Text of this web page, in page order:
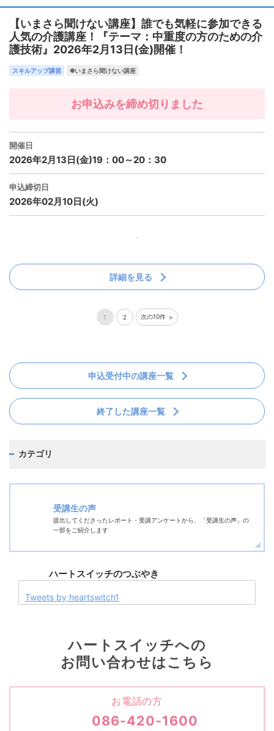
【いまさら聞けない講座】誰でも気軽に参加できる
人気の介護講座！『テーマ：中重度の方のための介
護技術』2026年2月13日(金)開催！
スキルアップ講習 ✽いまさら聞けない講座
お申込みを締め切りました
開催日
2026年2月13日(金)19：00～20：30
申込締切日
2026年02月10日(火)
詳細を見る
1 2 次の10件
申込受付中の講座一覧
終了した講座一覧
カテゴリ
受講生の声
提出してくださったレポート・受講アンケートから、「受講生の声」の
一部をご紹介します
ハートスイッチのつぶやき
Tweets by heartswitch1
ハートスイッチへの
お問い合わせはこちら
お電話の方
086-420-1600